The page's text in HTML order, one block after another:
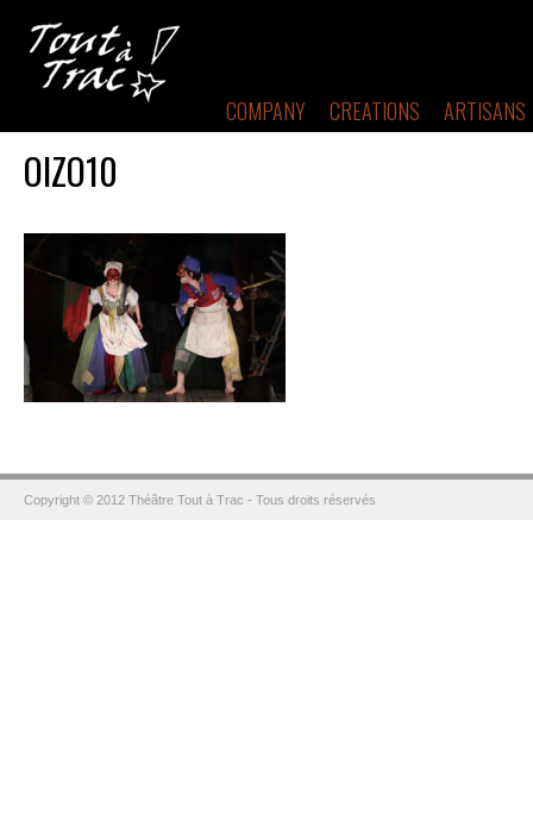
COMPANY CREATIONS ARTISANS
OIZO10
Copyright © 2012 Théâtre Tout à Trac - Tous droits réservés